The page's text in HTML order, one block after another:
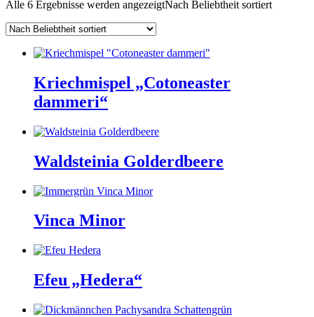
Alle 6 Ergebnisse werden angezeigtNach Beliebtheit sortiert
Kriechmispel „Cotoneaster
dammeri“
Waldsteinia Golderdbeere
Vinca Minor
Efeu „Hedera“